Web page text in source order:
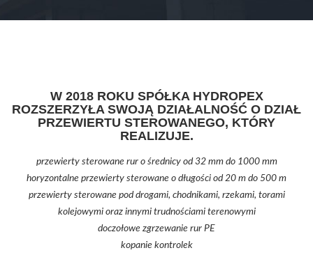
W 2018 ROKU SPÓŁKA HYDROPEX
ROZSZERZYŁA SWOJĄ DZIAŁALNOŚĆ O DZIAŁ
PRZEWIERTU STEROWANEGO, KTÓRY
REALIZUJE.
przewierty sterowane rur o średnicy od 32 mm do 1000 mm
horyzontalne przewierty sterowane o długości od 20 m do 500 m
przewierty sterowane pod drogami, chodnikami, rzekami, torami
kolejowymi oraz innymi trudnościami terenowymi
doczołowe zgrzewanie rur PE
kopanie kontrolek